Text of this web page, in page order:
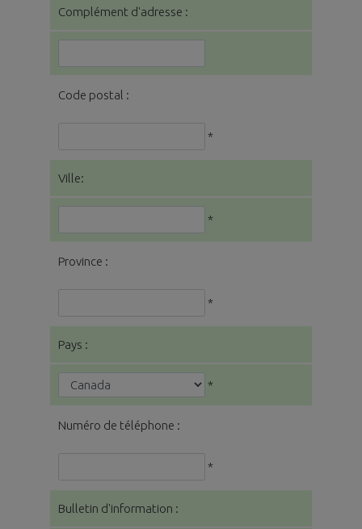
Complément d'adresse :
Code postal :
*
Ville:
*
Province :
*
Pays :
*
Numéro de téléphone :
*
Bulletin d'information :